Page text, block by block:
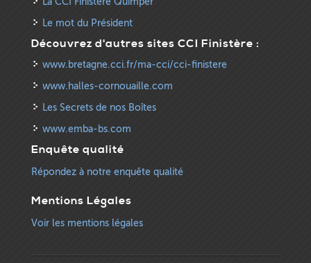
Le mot du Président
Découvrez d'autres sites CCI Finistère :
www.bretagne.cci.fr/ma-cci/cci-finistere
www.halles-cornouaille.com
Les Secrets de nos Boîtes
www.emba-bs.com
Enquête qualité
Répondez à notre enquête qualité
Mentions Légales
Voir les mentions légales